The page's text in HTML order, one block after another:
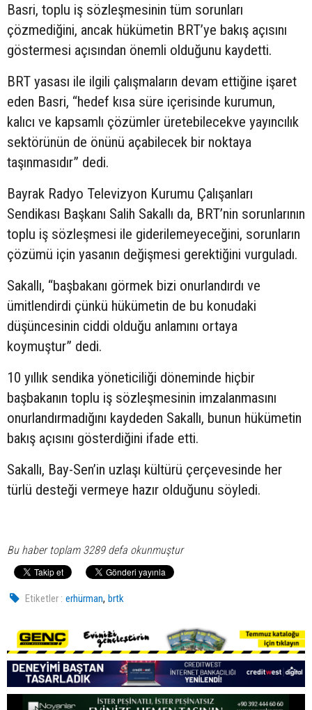
Basri, toplu iş sözleşmesinin tüm sorunları
çözmediğini, ancak hükümetin BRT’ye bakış açısını
göstermesi açısından önemli olduğunu kaydetti.
BRT yasası ile ilgili çalışmaların devam ettiğine işaret
eden Basri, “hedef kısa süre içerisinde kurumun,
kalıcı ve kapsamlı çözümler üretebilecekve yayıncılık
sektörünün de önünü açabilecek bir noktaya
taşınmasıdır” dedi.
Bayrak Radyo Televizyon Kurumu Çalışanları
Sendikası Başkanı Salih Sakallı da, BRT’nin sorunlarının
toplu iş sözleşmesi ile giderilemeyeceğini, sorunların
çözümü için yasanın değişmesi gerektiğini vurguladı.
Sakallı, “başbakanı görmek bizi onurlandırdı ve
ümitlendirdi çünkü hükümetin de bu konudaki
düşüncesinin ciddi olduğu anlamını ortaya
koymuştur” dedi.
10 yıllık sendika yöneticiliği döneminde hiçbir
başbakanın toplu iş sözleşmesinin imzalanmasını
onurlandırmadığını kaydeden Sakallı, bunun hükümetin
bakış açısını gösterdiğini ifade etti.
Sakallı, Bay-Sen’in uzlaşı kültürü çerçevesinde her
türlü desteği vermeye hazır olduğunu söyledi.
Bu haber toplam 3289 defa okunmuştur
Etiketler : erhürman,brtk